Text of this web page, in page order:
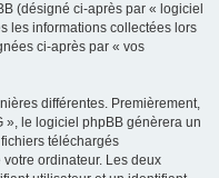
(désigné ci-après par « logiciel
les informations collectées lors
ci-après par « vos
différentes. Premièrement,
», le logiciel phpBB génèrera un
téléchargés
ordinateur. Les deux